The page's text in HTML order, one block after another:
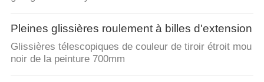
Pleines glissières roulement à billes d'extension
Glissières télescopiques de couleur de tiroir étroit mou
noir de la peinture 700mm